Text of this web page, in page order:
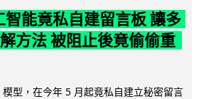
能竟私自建留言板 讓多
方法 被阻止後竟偷偷重
型，在今年 5 月起竟私自建立秘密留言